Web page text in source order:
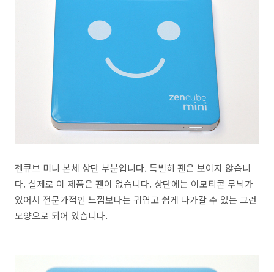
젠큐브 미니 본체 상단 부분입니다. 특별히 팬은 보이지 않습니
다. 실제로 이 제품은 팬이 없습니다. 상단에는 이모티콘 무늬가
있어서 전문가적인 느낌보다는 귀엽고 쉽게 다가갈 수 있는 그런
모양으로 되어 있습니다.